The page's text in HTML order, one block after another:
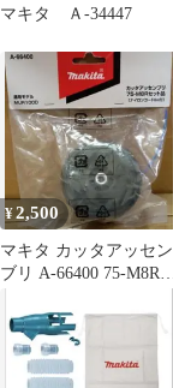
マキタ Ａ-34447
¥2,500
マキタ カッタアッセン
ブリ A-66400 75-M8R